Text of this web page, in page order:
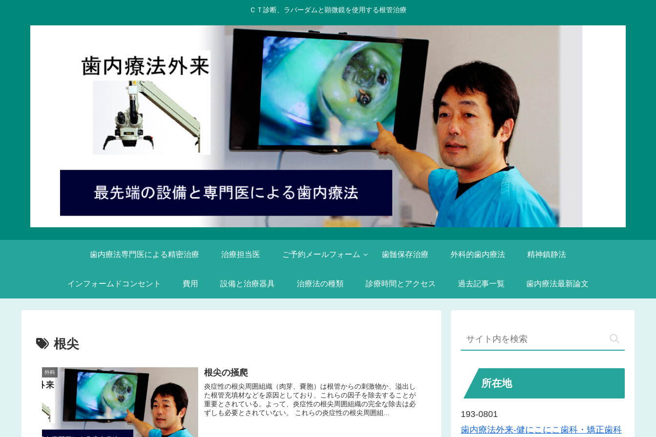
ＣＴ診断、ラバーダムと顕微鏡を使用する根管治療
歯内療法専門医による精密治療 治療担当医 ご予約メールフォーム 歯髄保存治療 外科的歯内療法 精神鎮静法
インフォームドコンセント 費用 設備と治療器具 治療法の種類 診療時間とアクセス 過去記事一覧 歯内療法最新論文
根尖
外科 根尖の掻爬
炎症性の根尖周囲組織（肉芽、嚢胞）は根管からの刺激物か、溢出し
た根管充填材などを原因としており、これらの因子を除去することが
重要とされている。よって、炎症性の根尖周囲組織の完全な除去は必
ずしも必要とされていない。 これらの炎症性の根尖周囲組...
所在地
193-0801
歯内療法外来-健にこにこ歯科・矯正歯科